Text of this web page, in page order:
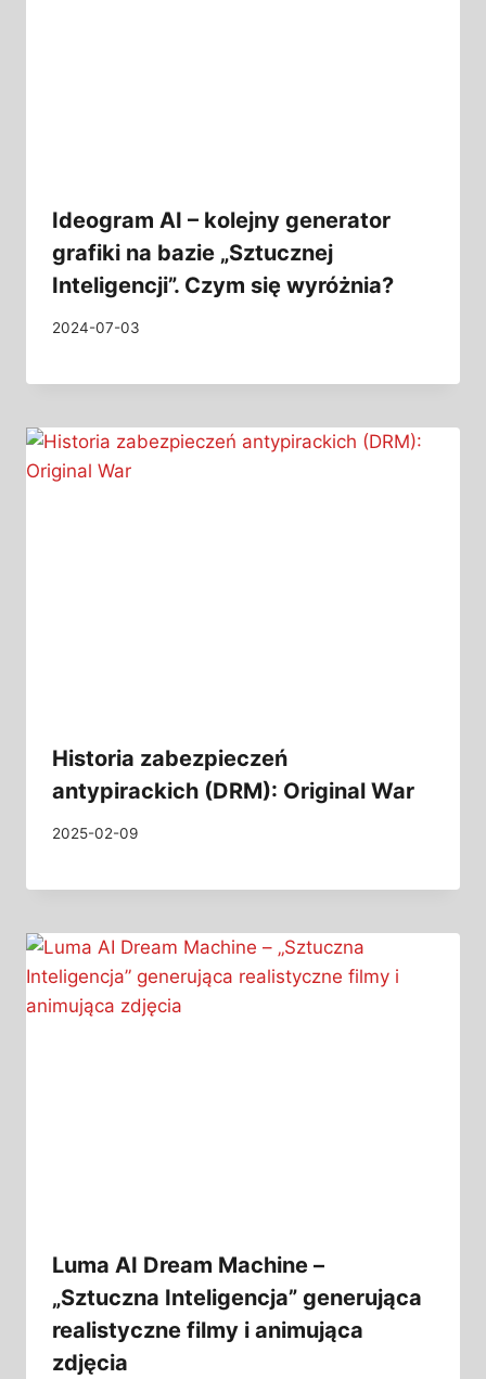
Ideogram AI – kolejny generator
grafiki na bazie „Sztucznej
Inteligencji”. Czym się wyróżnia?
2024-07-03
Historia zabezpieczeń
antypirackich (DRM): Original War
2025-02-09
Luma AI Dream Machine –
„Sztuczna Inteligencja” generująca
realistyczne filmy i animująca
zdjęcia